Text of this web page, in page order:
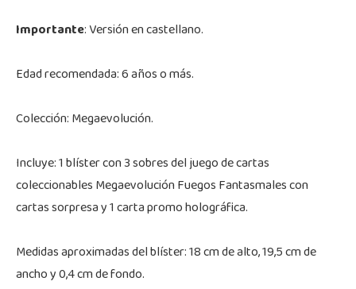
Importante: Versión en castellano.
Edad recomendada: 6 años o más.
Colección: Megaevolución.
Incluye: 1 blíster con 3 sobres del juego de cartas
coleccionables Megaevolución Fuegos Fantasmales con
cartas sorpresa y 1 carta promo holográfica.
Medidas aproximadas del blíster: 18 cm de alto, 19,5 cm de
ancho y 0,4 cm de fondo.